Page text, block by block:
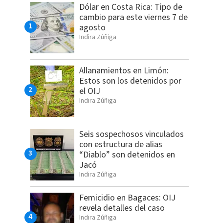
Dólar en Costa Rica: Tipo de
cambio para este viernes 7 de
agosto
Indira Zúñiga
Allanamientos en Limón:
Estos son los detenidos por
el OIJ
Indira Zúñiga
Seis sospechosos vinculados
con estructura de alias
“Diablo” son detenidos en
Jacó
Indira Zúñiga
Femicidio en Bagaces: OIJ
revela detalles del caso
Indira Zúñiga